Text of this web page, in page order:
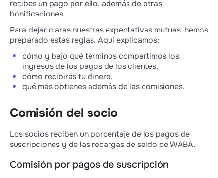
recibes un pago por ello, además de otras
bonificaciones.
Para dejar claras nuestras expectativas mutuas, hemos
preparado estas reglas. Aquí explicamos:
cómo y bajo qué términos compartimos los
ingresos de los pagos de los clientes,
cómo recibirás tu dinero,
qué más obtienes además de las comisiones.
Comisión del socio
Los socios reciben un porcentaje de los pagos de
suscripciones y de las recargas de saldo de WABA.
Comisión por pagos de suscripción